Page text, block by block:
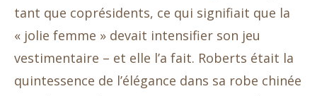
tant que coprésidents, ce qui signifiait que la
« jolie femme » devait intensifier son jeu
vestimentaire – et elle l’a fait. Roberts était la
quintessence de l’élégance dans sa robe chinée